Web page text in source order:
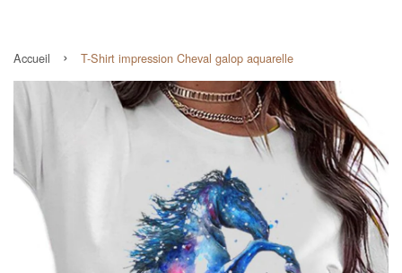
Accueil › T-Shirt impression Cheval galop aquarelle